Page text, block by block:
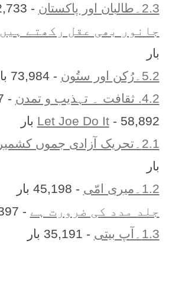
2.3۔طالبان اور پاکستان
- 82,733 بار
جانور بھی عقل رکھتے ہیں
بار
5.2۔رُکن اور ستُون
- 73,984 بار
4.2. ثقافت ۔ تہذیب و تمدن
- 59,907 بار
Let Joe Do It- 58,892 بار
2.1۔تحریک آزادی جموں کشمیر
بار
1.2۔میری امّی
- 45,198 بار
جلد مدد کی ضرورت ہے - 37,397 بار
1.3۔آپ بیتی
- 35,191 بار